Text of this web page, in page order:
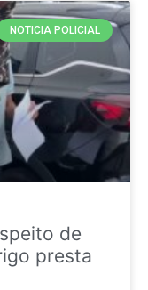
NOTICIA POLICIAL
de
presta